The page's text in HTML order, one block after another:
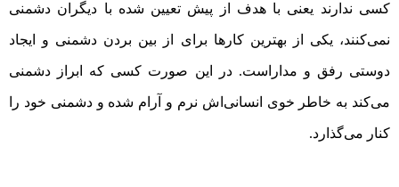
کسی ندارند یعنی با هدف از پیش تعیین شده با دیگران دشمنی
نمی‌کنند، یکی از بهترین کار‌ها برای از بین بردن دشمنی و ایجاد
دوستی رفق و مداراست. در این صورت کسی که ابراز دشمنی
می‌کند به خاطر خوی انسانی‌اش نرم و آرام شده و دشمنی خود را
کنار می‌گذارد.